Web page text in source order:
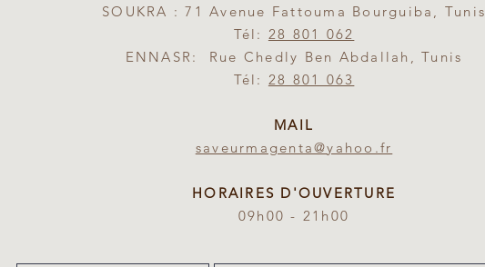
SOUKRA : 71 Avenue Fattouma Bourguiba, Tunis
Tél: 28 801 062
ENNASR: Rue Chedly Ben Abdallah, Tunis
Tél: 28 801 063
MAIL
saveurmagenta@yahoo.fr
HORAIRES D'OUVERTURE
09h00 - 21h00